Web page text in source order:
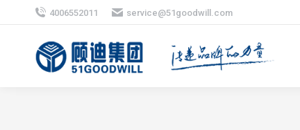
4006552011 service@51goodwill.com